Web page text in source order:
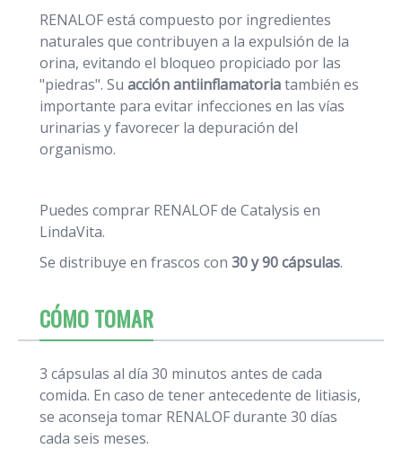
RENALOF está compuesto por ingredientes
naturales que contribuyen a la expulsión de la
orina, evitando el bloqueo propiciado por las
"piedras". Su acción antiinflamatoriatambién es
importante para evitar infecciones en las vías
urinarias y favorecer la depuración del
organismo.
Puedes comprar RENALOF de Catalysis en
LindaVita.
Se distribuye en frascos con 30 y 90 cápsulas.
CÓMO TOMAR
3 cápsulas al día 30 minutos antes de cada
comida. En caso de tener antecedente de litiasis,
se aconseja tomar RENALOF durante 30 días
cada seis meses.